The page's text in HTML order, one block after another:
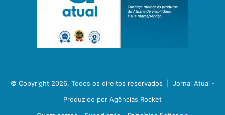
© Copyright 2026, Todos os direitos reservados | Jornal Atual -
Produzido por Agências Rocket